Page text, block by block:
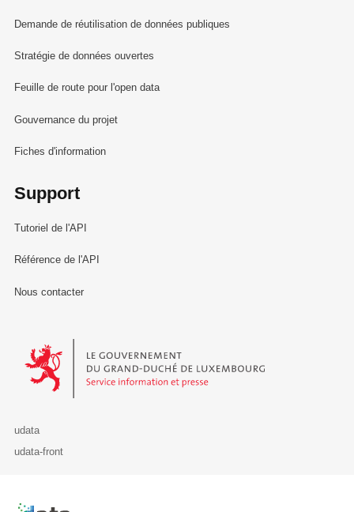
Demande de réutilisation de données publiques
Stratégie de données ouvertes
Feuille de route pour l'open data
Gouvernance du projet
Fiches d'information
Support
Tutoriel de l'API
Référence de l'API
Nous contacter
Le Gouvernement du Grand-Duché de Luxembourg - Service
udata
udata-front